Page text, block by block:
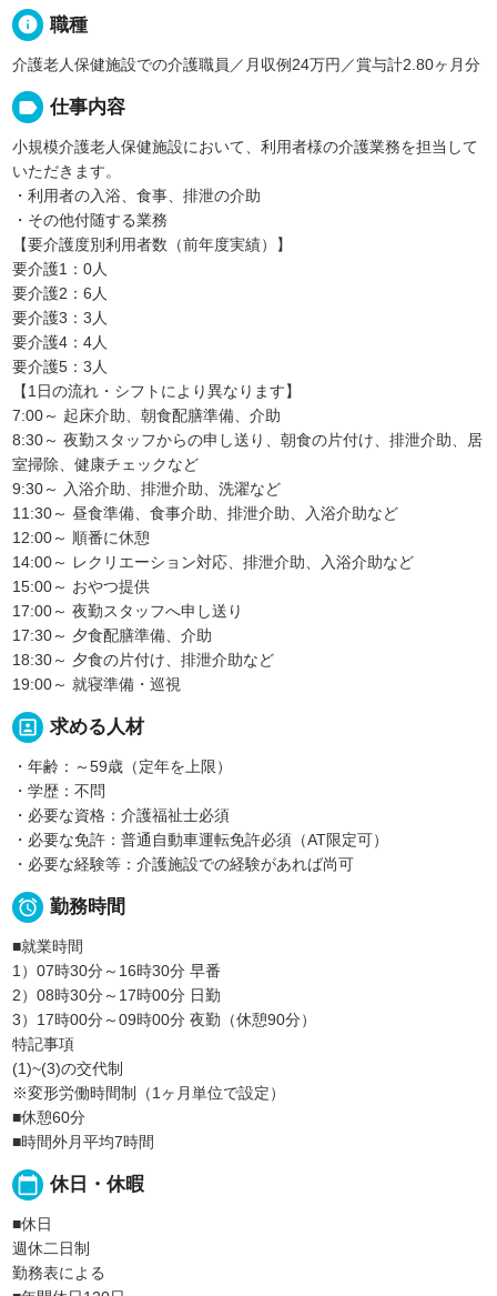
info 職種
介護老人保健施設での介護職員／月収例24万円／賞与計2.80ヶ月分
label 仕事内容
小規模介護老人保健施設において、利用者様の介護業務を担当して
いただきます。
・利用者の入浴、食事、排泄の介助
・その他付随する業務
【要介護度別利用者数（前年度実績）】
要介護1：0人
要介護2：6人
要介護3：3人
要介護4：4人
要介護5：3人
【1日の流れ・シフトにより異なります】
7:00～ 起床介助、朝食配膳準備、介助
8:30～ 夜勤スタッフからの申し送り、朝食の片付け、排泄介助、居
室掃除、健康チェックなど
9:30～ 入浴介助、排泄介助、洗濯など
11:30～ 昼食準備、食事介助、排泄介助、入浴介助など
12:00～ 順番に休憩
14:00～ レクリエーション対応、排泄介助、入浴介助など
15:00～ おやつ提供
17:00～ 夜勤スタッフへ申し送り
17:30～ 夕食配膳準備、介助
18:30～ 夕食の片付け、排泄介助など
19:00～ 就寝準備・巡視
portrait 求める人材
・年齢：～59歳（定年を上限）
・学歴：不問
・必要な資格：介護福祉士必須
・必要な免許：普通自動車運転免許必須（AT限定可）
・必要な経験等：介護施設での経験があれば尚可
 勤務時間
■就業時間
1）07時30分～16時30分 早番
2）08時30分～17時00分 日勤
3）17時00分～09時00分 夜勤（休憩90分）
特記事項
(1)~(3)の交代制
※変形労働時間制（1ヶ月単位で設定）
■休憩60分
■時間外月平均7時間
calendar_today 休日・休暇
■休日
週休二日制
勤務表による